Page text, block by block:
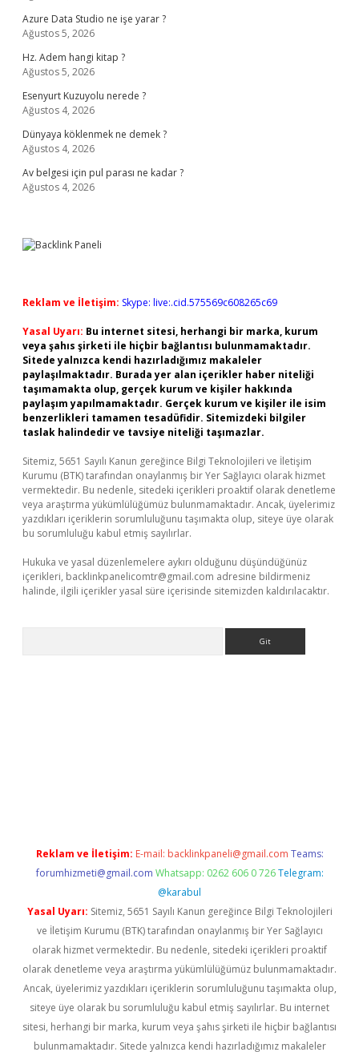
Azure Data Studio ne işe yarar ?
Ağustos 5, 2026
Hz. Adem hangi kitap ?
Ağustos 5, 2026
Esenyurt Kuzuyolu nerede ?
Ağustos 4, 2026
Dünyaya köklenmek ne demek ?
Ağustos 4, 2026
Av belgesi için pul parası ne kadar ?
Ağustos 4, 2026
Reklam ve İletişim: Skype: live:.cid.575569c608265c69
Yasal Uyarı: Bu internet sitesi, herhangi bir marka, kurum
veya şahıs şirketi ile hiçbir bağlantısı bulunmamaktadır.
Sitede yalnızca kendi hazırladığımız makaleler
paylaşılmaktadır. Burada yer alan içerikler haber niteliği
taşımamakta olup, gerçek kurum ve kişiler hakkında
paylaşım yapılmamaktadır. Gerçek kurum ve kişiler ile isim
benzerlikleri tamamen tesadüfidir. Sitemizdeki bilgiler
taslak halindedir ve tavsiye niteliği taşımazlar.
Sitemiz, 5651 Sayılı Kanun gereğince Bilgi Teknolojileri ve İletişim
Kurumu (BTK) tarafından onaylanmış bir Yer Sağlayıcı olarak hizmet
vermektedir. Bu nedenle, sitedeki içerikleri proaktif olarak denetleme
veya araştırma yükümlülüğümüz bulunmamaktadır. Ancak, üyelerimiz
yazdıkları içeriklerin sorumluluğunu taşımakta olup, siteye üye olarak
bu sorumluluğu kabul etmiş sayılırlar.
Hukuka ve yasal düzenlemelere aykırı olduğunu düşündüğünüz
içerikleri, backlinkpanelicomtr@gmail.com adresine bildirmeniz
halinde, ilgili içerikler yasal süre içerisinde sitemizden kaldırılacaktır.
Reklam ve İletişim: E-mail: backlinkpaneli@gmail.com Teams:
forumhizmeti@gmail.com Whatsapp: 0262 606 0 726 Telegram:
@karabul
Yasal Uyarı: Sitemiz, 5651 Sayılı Kanun gereğince Bilgi Teknolojileri
ve İletişim Kurumu (BTK) tarafından onaylanmış bir Yer Sağlayıcı
olarak hizmet vermektedir. Bu nedenle, sitedeki içerikleri proaktif
olarak denetleme veya araştırma yükümlülüğümüz bulunmamaktadır.
Ancak, üyelerimiz yazdıkları içeriklerin sorumluluğunu taşımakta olup,
siteye üye olarak bu sorumluluğu kabul etmiş sayılırlar. Bu internet
sitesi, herhangi bir marka, kurum veya şahıs şirketi ile hiçbir bağlantısı
bulunmamaktadır. Sitede yalnızca kendi hazırladığımız makaleler